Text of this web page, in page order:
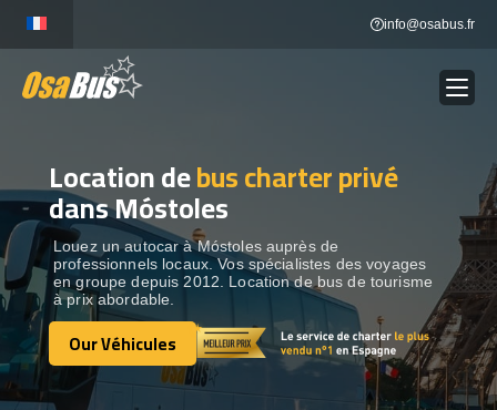
content
info@osabus.fr
LOCATION DE BUS Show dropdown
DESTINATIONS
OUR VÉHICULES
CONTACTEZ-NOUS
CONTACTEZ-NOUS
Location debus charter privé
dans Móstoles
Louez un autocar à Móstoles auprès de
professionnels locaux. Vos spécialistes des voyages
en groupe depuis 2012. Location de bus de tourisme
à prix abordable.
Our Véhicules
Our Véhicules